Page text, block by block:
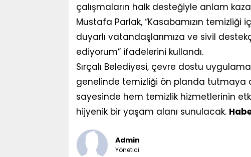
çalışmaların halk desteğiyle anlam
Mustafa Parlak, “Kasabamızın
duyarlı vatandaşlarımıza ve sivil
ediyorum” ifadelerini kullandı.
Sırçalı Belediyesi, çevre dostu
genelinde temizliği ön planda tutmaya
sayesinde hem temizlik hizmetlerinin
hijyenik bir yaşam alanı sunulacak.
Admin
Yönetici